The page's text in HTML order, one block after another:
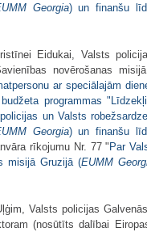
Georgia) un finanšu
Eidukai, Valsts
novērošanas
ar speciālajām
programmas
un Valsts
Georgia) un finanšu
rīkojumu Nr. 77 " Par
misijā Gruzijā (EUMM
Valsts policijas
(nosūtīts dalībai